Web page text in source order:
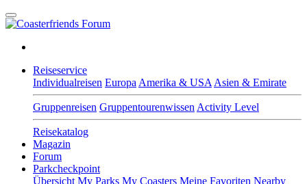
Reiseservice
Individualreisen Europa Amerika & USA Asien & Emirate
Gruppenreisen Gruppentourenwissen Activity Level
Reisekatalog
Magazin
Forum
Parkcheckpoint
Übersicht My Parks My Coasters Meine Favoriten Nearby